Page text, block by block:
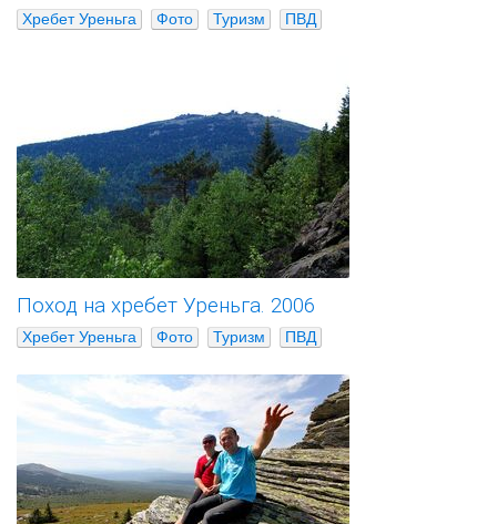
Хребет Уреньга Фото Туризм ПВД
Поход на хребет Уреньга. 2006
Хребет Уреньга Фото Туризм ПВД